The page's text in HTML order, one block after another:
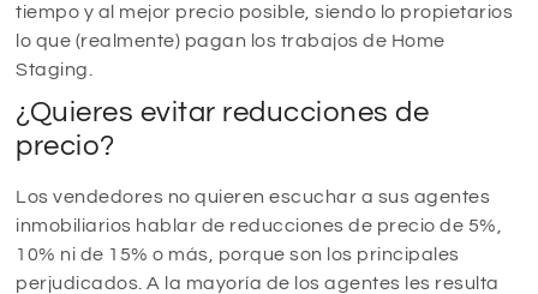
tiempo y al mejor precio posible, siendo lo propietarios
lo que (realmente) pagan los trabajos de Home
Staging.
¿Quieres evitar reducciones de
precio?
Los vendedores no quieren escuchar a sus agentes
inmobiliarios hablar de reducciones de precio de 5%,
10% ni de 15% o más, porque son los principales
perjudicados. A la mayoría de los agentes les resulta